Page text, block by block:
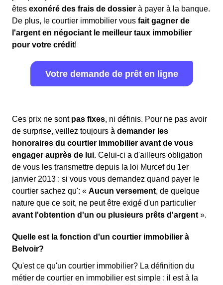
êtes exonéré des frais de dossier à payer à la banque.
De plus, le courtier immobilier vous fait gagner de
l'argent en négociant le meilleur taux immobilier
pour votre crédit!
Votre demande de prêt en ligne
Ces prix ne sont pas fixes, ni définis. Pour ne pas avoir
de surprise, veillez toujours à demander les
honoraires du courtier immobilier avant de vous
engager auprès de lui. Celui-ci a d'ailleurs obligation
de vous les transmettre depuis la loi Murcef du 1er
janvier 2013 : si vous vous demandez quand payer le
courtier sachez qu': « Aucun versement, de quelque
nature que ce soit, ne peut être exigé d'un particulier
avant l'obtention d'un ou plusieurs prêts d'argent ».
Quelle est la fonction d'un courtier immobilier à
Belvoir?
Qu'est ce qu'un courtier immobilier? La définition du
métier de courtier en immobilier est simple : il est à la